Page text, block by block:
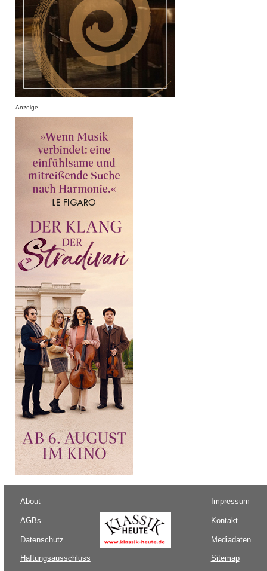
Anzeige
About
AGBs
Datenschutz
Haftungsausschluss
Impressum
Kontakt
Mediadaten
Sitemap